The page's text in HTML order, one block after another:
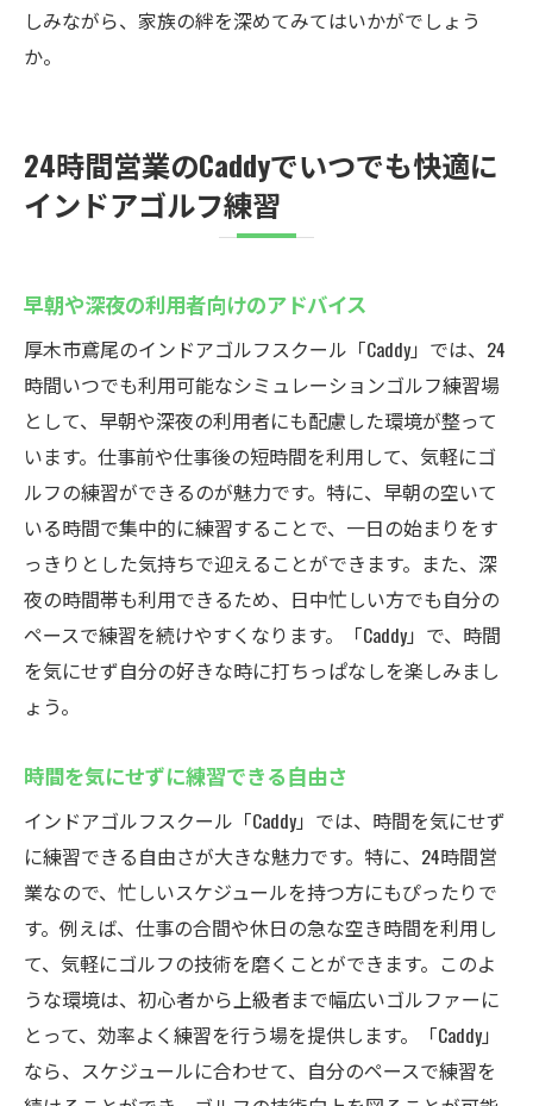
しみながら、家族の絆を深めてみてはいかがでしょう
か。
24時間営業のCaddyでいつでも快適に
インドアゴルフ練習
早朝や深夜の利用者向けのアドバイス
厚木市鳶尾のインドアゴルフスクール「Caddy」では、24
時間いつでも利用可能なシミュレーションゴルフ練習場
として、早朝や深夜の利用者にも配慮した環境が整って
います。仕事前や仕事後の短時間を利用して、気軽にゴ
ルフの練習ができるのが魅力です。特に、早朝の空いて
いる時間で集中的に練習することで、一日の始まりをす
っきりとした気持ちで迎えることができます。また、深
夜の時間帯も利用できるため、日中忙しい方でも自分の
ペースで練習を続けやすくなります。「Caddy」で、時間
を気にせず自分の好きな時に打ちっぱなしを楽しみまし
ょう。
時間を気にせずに練習できる自由さ
インドアゴルフスクール「Caddy」では、時間を気にせず
に練習できる自由さが大きな魅力です。特に、24時間営
業なので、忙しいスケジュールを持つ方にもぴったりで
す。例えば、仕事の合間や休日の急な空き時間を利用し
て、気軽にゴルフの技術を磨くことができます。このよ
うな環境は、初心者から上級者まで幅広いゴルファーに
とって、効率よく練習を行う場を提供します。「Caddy」
なら、スケジュールに合わせて、自分のペースで練習を